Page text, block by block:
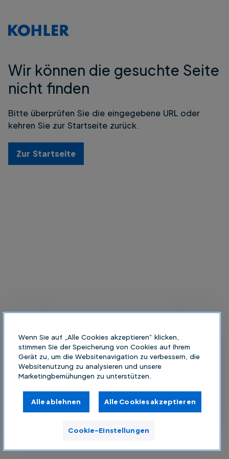
Wir können die gesuchte Seite
nicht finden
Bitte überprüfen Sie die eingegebene URL oder
kehren Sie zur Startseite zurück.
Zur Startseite
Wenn Sie auf „Alle Cookies akzeptieren“ klicken,
stimmen Sie der Speicherung von Cookies auf Ihrem
Gerät zu, um die Websitenavigation zu verbessern, die
Websitenutzung zu analysieren und unsere
Marketingbemühungen zu unterstützen.
Alle ablehnen Alle Cookies akzeptieren
Cookie-Einstellungen